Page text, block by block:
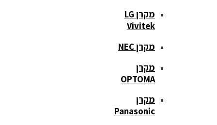
מקרן LG
Vivitek
מקרן NEC
מקרן
OPTOMA
מקרן
Panasonic